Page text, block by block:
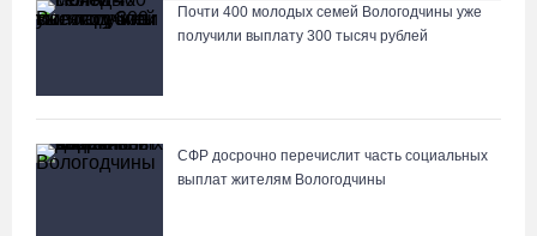
Лазерную проекцию на пешеходных переходах сделают в
Почти 400 молодых семей Вологодчины уже
получили выплату 300 тысяч рублей
СФР досрочно перечислит часть социальных
выплат жителям Вологодчины